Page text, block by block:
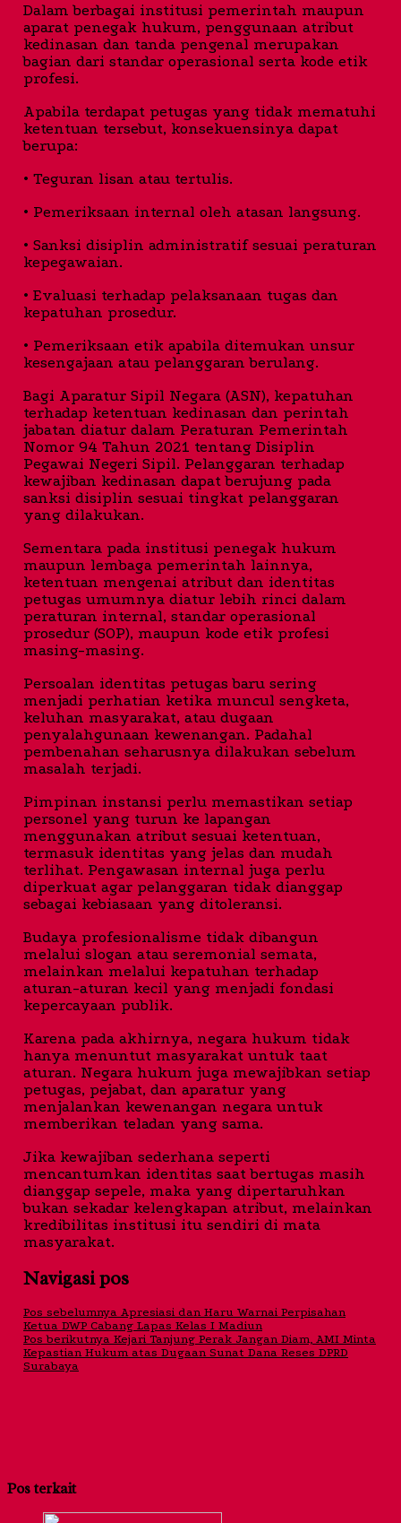
Dalam berbagai institusi pemerintah maupun
aparat penegak hukum, penggunaan atribut
kedinasan dan tanda pengenal merupakan
bagian dari standar operasional serta kode etik
profesi.
Apabila terdapat petugas yang tidak mematuhi
ketentuan tersebut, konsekuensinya dapat
berupa:
• Teguran lisan atau tertulis.
• Pemeriksaan internal oleh atasan langsung.
• Sanksi disiplin administratif sesuai peraturan
kepegawaian.
• Evaluasi terhadap pelaksanaan tugas dan
kepatuhan prosedur.
• Pemeriksaan etik apabila ditemukan unsur
kesengajaan atau pelanggaran berulang.
Bagi Aparatur Sipil Negara (ASN), kepatuhan
terhadap ketentuan kedinasan dan perintah
jabatan diatur dalam Peraturan Pemerintah
Nomor 94 Tahun 2021 tentang Disiplin
Pegawai Negeri Sipil. Pelanggaran terhadap
kewajiban kedinasan dapat berujung pada
sanksi disiplin sesuai tingkat pelanggaran
yang dilakukan.
Sementara pada institusi penegak hukum
maupun lembaga pemerintah lainnya,
ketentuan mengenai atribut dan identitas
petugas umumnya diatur lebih rinci dalam
peraturan internal, standar operasional
prosedur (SOP), maupun kode etik profesi
masing-masing.
Persoalan identitas petugas baru sering
menjadi perhatian ketika muncul sengketa,
keluhan masyarakat, atau dugaan
penyalahgunaan kewenangan. Padahal
pembenahan seharusnya dilakukan sebelum
masalah terjadi.
Pimpinan instansi perlu memastikan setiap
personel yang turun ke lapangan
menggunakan atribut sesuai ketentuan,
termasuk identitas yang jelas dan mudah
terlihat. Pengawasan internal juga perlu
diperkuat agar pelanggaran tidak dianggap
sebagai kebiasaan yang ditoleransi.
Budaya profesionalisme tidak dibangun
melalui slogan atau seremonial semata,
melainkan melalui kepatuhan terhadap
aturan-aturan kecil yang menjadi fondasi
kepercayaan publik.
Karena pada akhirnya, negara hukum tidak
hanya menuntut masyarakat untuk taat
aturan. Negara hukum juga mewajibkan setiap
petugas, pejabat, dan aparatur yang
menjalankan kewenangan negara untuk
memberikan teladan yang sama.
Jika kewajiban sederhana seperti
mencantumkan identitas saat bertugas masih
dianggap sepele, maka yang dipertaruhkan
bukan sekadar kelengkapan atribut, melainkan
kredibilitas institusi itu sendiri di mata
masyarakat.
Navigasi pos
Pos sebelumnya Apresiasi dan Haru Warnai Perpisahan
Ketua DWP Cabang Lapas Kelas I Madiun
Pos berikutnya Kejari Tanjung Perak Jangan Diam, AMI Minta
Kepastian Hukum atas Dugaan Sunat Dana Reses DPRD
Surabaya
Pos terkait